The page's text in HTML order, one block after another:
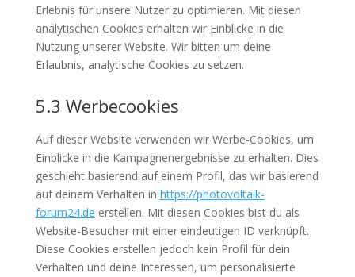
Erlebnis für unsere Nutzer zu optimieren. Mit diesen
analytischen Cookies erhalten wir Einblicke in die
Nutzung unserer Website. Wir bitten um deine
Erlaubnis, analytische Cookies zu setzen.
5.3 Werbecookies
Auf dieser Website verwenden wir Werbe-Cookies, um
Einblicke in die Kampagnenergebnisse zu erhalten. Dies
geschieht basierend auf einem Profil, das wir basierend
auf deinem Verhalten in https://photovoltaik-
forum24.de erstellen. Mit diesen Cookies bist du als
Website-Besucher mit einer eindeutigen ID verknüpft.
Diese Cookies erstellen jedoch kein Profil für dein
Verhalten und deine Interessen, um personalisierte